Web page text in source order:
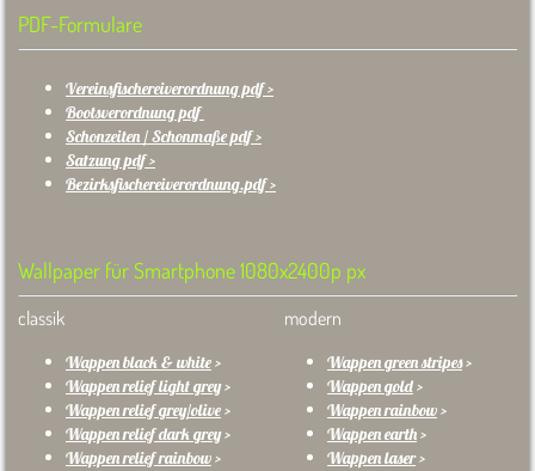
PDF-Formulare
Vereinsfischereiverordnung pdf >
Bootsverordnung pdf
Schonzeiten / Schonmaße pdf >
Satzung pdf >
Bezirksfischereiverordnung.pdf >
Wallpaper für Smartphone 1080x2400p px
classik modern
Wappen black & white>
Wappen relief light grey>
Wappen relief grey/olive>
Wappen relief dark grey>
Wappen relief rainbow>
Wappen green stripes>
Wappen gold>
Wappen rainbow>
Wappen earth>
Wappen laser>